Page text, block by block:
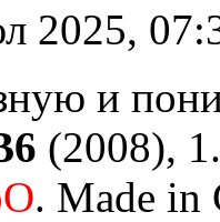
2025,
и
(2008),
. Made in